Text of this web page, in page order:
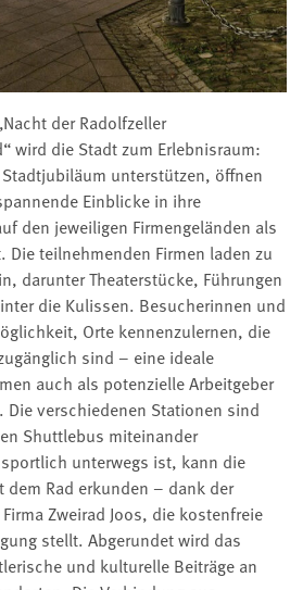
der Radolfzeller
wird die Stadt zum Erlebnisraum:
unterstützen, öffnen
Einblicke in ihre
den jeweiligen Firmengeländen als
teilnehmenden Firmen laden zu
darunter Theaterstücke, Führungen
die Kulissen. Besucherinnen und
Orte kennenzulernen, die
sind – eine ideale
auch als potenzielle Arbeitgeber
Die verschiedenen Stationen sind
Shuttlebus miteinander
unterwegs ist, kann die
Rad erkunden – dank der
Zweirad Joos, die kostenfreie
stellt. Abgerundet wird das
und kulturelle Beiträge an